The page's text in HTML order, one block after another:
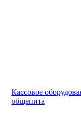
Кассовое
общепита